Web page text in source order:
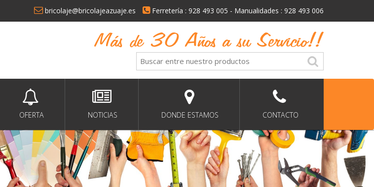
bricolaje@bricolajeazuaje.es Ferretería : 928 493 005 - Manualidades : 928 493 006
OFERTA NOTICIAS DONDE ESTAMOS CONTACTO